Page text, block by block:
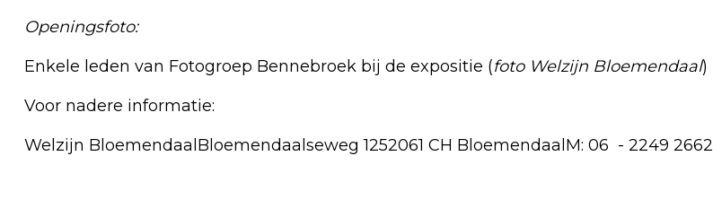
Openingsfoto:
Enkele leden van Fotogroep Bennebroek bij de expositie (foto Welzijn Bloemendaal)
Voor nadere informatie:
Welzijn BloemendaalBloemendaalseweg 1252061 CH BloemendaalM: 06 - 2249 2662